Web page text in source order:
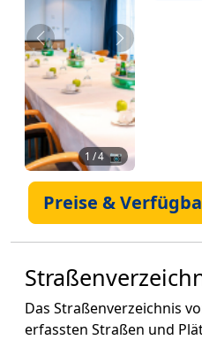
Zurück Weiter
1 / 4 📷
Preise &
Das Straßenverzeichnis
erfassten Straßen und